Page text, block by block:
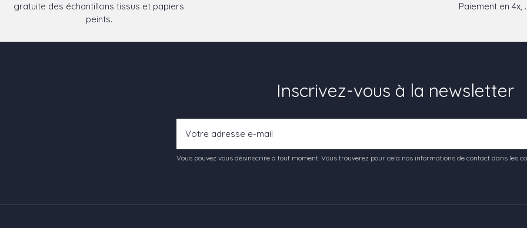
gratuite des échantillons tissus et papiers
peints.
Paiement en 4x,
Inscrivez-vous à la newsletter
Vous pouvez vous désinscrire à tout moment. Vous trouverez pour cela nos informations de contact dans les